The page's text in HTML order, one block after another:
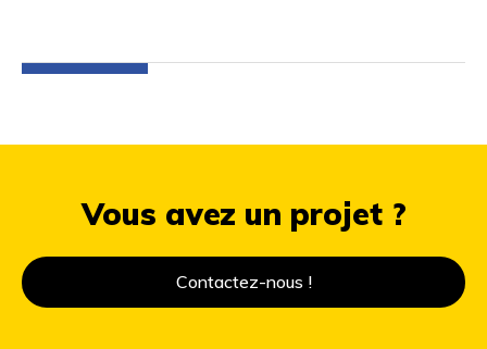
Vous avez un projet ?
Contactez-nous !